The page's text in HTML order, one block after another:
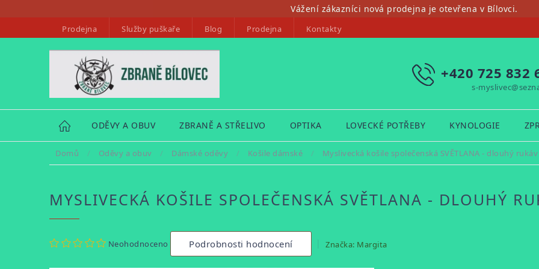
Vážení zákazníci nová prodejna je otevřena v Bílovci.
Prodejna Služby puškaře Blog Prodejna Kontakty
+420 725 832
s-
HOME ODĚVY A OBUV ZBRANĚ A STŘELIVO OPTIKA LOVECKÉ POTŘEBY KYNOLOGIE
Domů / Oděvy a obuv / Dámské oděvy / Košile dámské / Myslivecká košile společenská SVĚTLANA - dlouhý rukáv
MYSLIVECKÁ KOŠILE SPOLEČENSKÁ SVĚTLANA - DLOUHÝ
hodnocení
Neohodnoceno Podrobnosti hodnocení Značka: Margita